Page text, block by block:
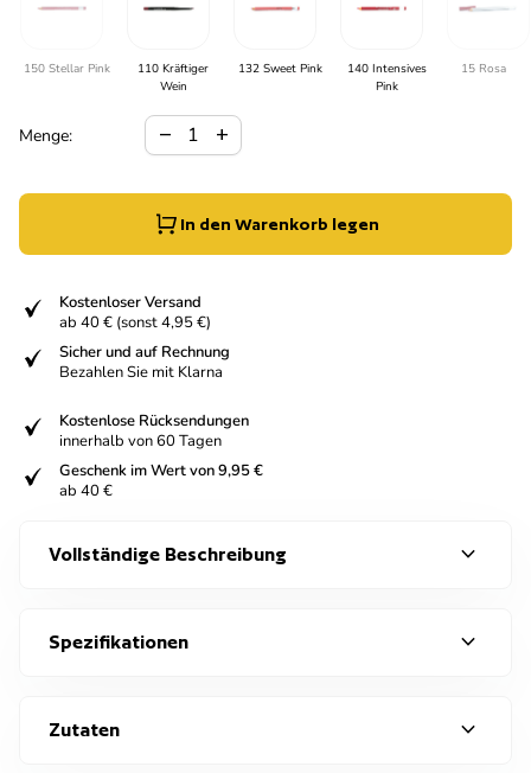
150 Stellar Pink
110 Kräftiger
Wein
132 Sweet Pink
140 Intensives
Pink
15 Rosa
Menge:
Verringerung der Menge für
remove
Menge erhöhen für
add
In den Warenkorb legen
Kostenloser Versand
ab 40 € (sonst 4,95 €)
Sicher und auf Rechnung
Bezahlen Sie mit Klarna
Kostenlose Rücksendungen
innerhalb von 60 Tagen
Geschenk im Wert von 9,95 €
ab 40 €
Vollständige Beschreibung expand_more
Spezifikationen expand_more
Zutaten expand_more